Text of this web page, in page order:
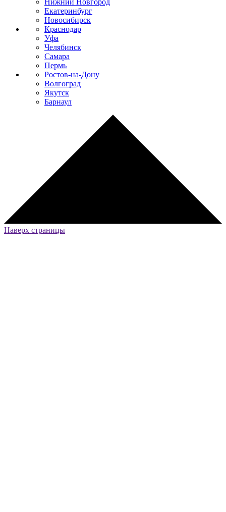
Нижний Новгород
Екатеринбург
Новосибирск
Краснодар
Уфа
Челябинск
Самара
Пермь
Ростов-на-Дону
Волгоград
Якутск
Барнаул
Наверх страницы